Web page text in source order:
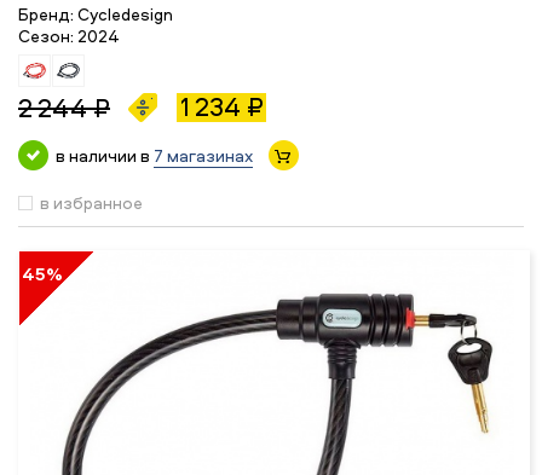
Бренд: Cycledesign
Сезон: 2024
2 244 ₽ 1 234 ₽
в наличии в 7 магазинах
в избранное
45%